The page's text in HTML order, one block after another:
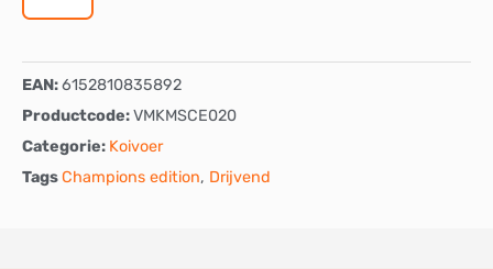
Drijvend
EAN:6152810835892
Productcode:VMKMSCE020
Categorie: Koivoer
TagsChampions edition, Drijvend